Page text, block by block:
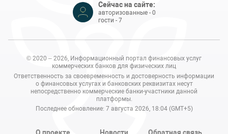
Сейчас на сайте:
авторизованные - 0
гости - 7
© 2020 – 2026, Информационный портал финансовых услуг
коммерческих банков для физических лиц
Ответственность за своевременность и достоверность информации
о финансовых услугах и банковских реквизитах несут
непосредственно коммерческие банки-участники данной
платформы.
Последнее обновление: 7 августа 2026, 18:04 (GMT+5)